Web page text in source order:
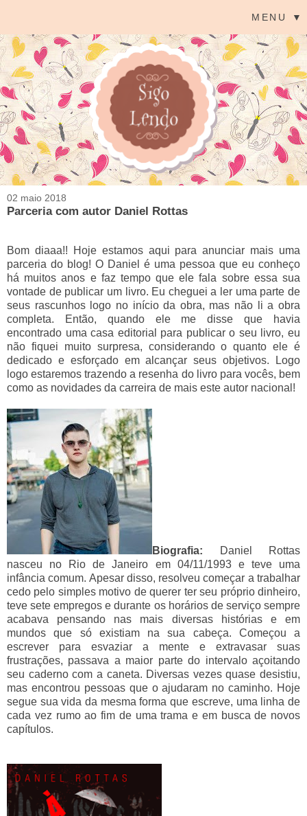
MENU ▼
02 maio 2018
Parceria com autor Daniel Rottas
Bom diaaa!! Hoje estamos aqui para anunciar mais uma
parceria do blog! O Daniel é uma pessoa que eu conheço
há muitos anos e faz tempo que ele fala sobre essa sua
vontade de publicar um livro. Eu cheguei a ler uma parte de
seus rascunhos logo no início da obra, mas não li a obra
completa. Então, quando ele me disse que havia
encontrado uma casa editorial para publicar o seu livro, eu
não fiquei muito surpresa, considerando o quanto ele é
dedicado e esforçado em alcançar seus objetivos. Logo
logo estaremos trazendo a resenha do livro para vocês, bem
como as novidades da carreira de mais este autor nacional!
Biografia: Daniel Rottas
nasceu no Rio de Janeiro em 04/11/1993 e teve uma
infância comum. Apesar disso, resolveu começar a trabalhar
cedo pelo simples motivo de querer ter seu próprio dinheiro,
teve sete empregos e durante os horários de serviço sempre
acabava pensando nas mais diversas histórias e em
mundos que só existiam na sua cabeça. Começou a
escrever para esvaziar a mente e extravasar suas
frustrações, passava a maior parte do intervalo açoitando
seu caderno com a caneta. Diversas vezes quase desistiu,
mas encontrou pessoas que o ajudaram no caminho. Hoje
segue sua vida da mesma forma que escreve, uma linha de
cada vez rumo ao fim de uma trama e em busca de novos
capítulos.